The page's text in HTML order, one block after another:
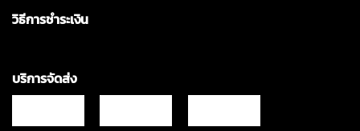
วิธีการชำระเงิน
บริการจัดส่ง